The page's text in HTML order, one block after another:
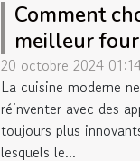
Comment
meilleur
vapeur pour
cuisine
20 octobre 2024
La cuisine moderne
réinventer avec des
toujours plus
lesquels le...